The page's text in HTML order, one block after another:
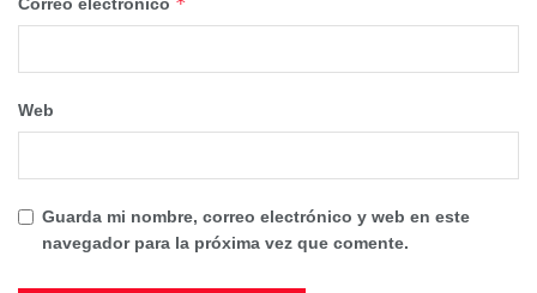
Web
Guarda mi nombre, correo electrónico y web en este
navegador para la próxima vez que comente.